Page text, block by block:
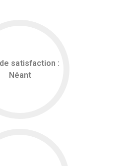
satisfaction :
Néant